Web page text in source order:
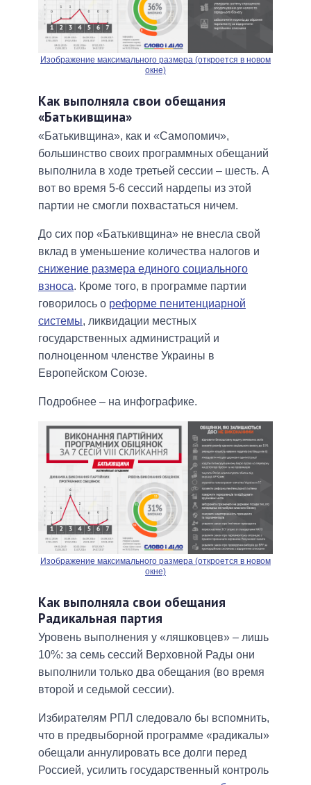
Изображение максимального размера (откроется в новом
окне)
Как выполняла свои обещания
«Батькивщина»
«Батькивщина», как и «Самопомич»,
большинство своих программных обещаний
выполнила в ходе третьей сессии – шесть. А
вот во время 5-6 сессий нардепы из этой
партии не смогли похвастаться ничем.
До сих пор «Батькивщина» не внесла свой
вклад в уменьшение количества налогов и
снижение размера единого социального
взноса. Кроме того, в программе партии
говорилось о реформе пенитенциарной
системы, ликвидации местных
государственных администраций и
полноценном членстве Украины в
Европейском Союзе.
Подробнее – на инфографике.
Изображение максимального размера (откроется в новом
окне)
Как выполняла свои обещания
Радикальная партия
Уровень выполнения у «ляшковцев» – лишь
10%: за семь сессий Верховной Рады они
выполнили только два обещания (во время
второй и седьмой сессии).
Избирателям РПЛ следовало бы вспомнить,
что в предвыборной программе «радикалы»
обещали аннулировать все долги перед
Россией, усилить государственный контроль